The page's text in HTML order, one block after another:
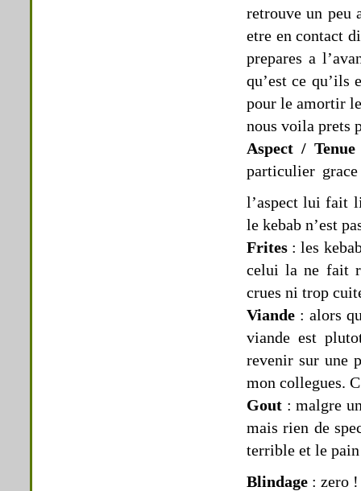
retrouve un peu
etre en contact
prepares a
qu’est ce
pour le amortir
nous voila prets
Aspect /
particulier
l’aspect lui fait
le kebab n’est
Frites : les
celui la ne fait
crues ni trop
Viande : alors
viande est
revenir sur une
mon collegues.
Gout : malgre
mais rien de
terrible et le
Blindage : zero